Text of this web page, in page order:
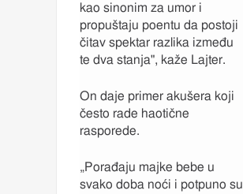
kao sinonim za umor i
propuštaju poentu da postoji
čitav spektar razlika između
te dva stanja", kaže Lajter.
On daje primer akušera koji
često rade haotične
rasporede.
„Porađaju majke bebe u
svako doba noći i potpuno su